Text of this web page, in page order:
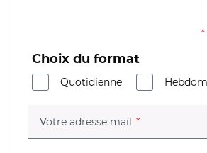
*
Choix du format
Quotidienne
Votre adresse mail (champ